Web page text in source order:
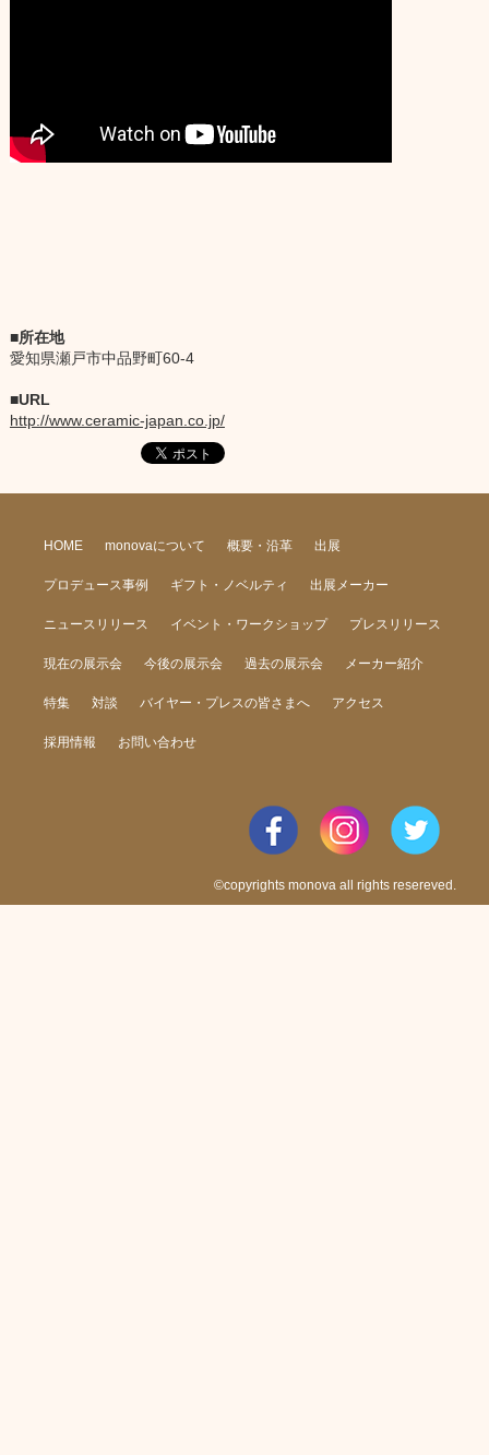
所在地
愛知県瀬戸市中品野町60-4
URL
http://www.ceramic-japan.co.jp/
HOME monovaについて 概要・沿革 出展
プロデュース事例 ギフト・ノベルティ 出展メーカー
ニュースリリース イベント・ワークショップ プレスリリース
現在の展示会 今後の展示会 過去の展示会 メーカー紹介
特集 対談 バイヤー・プレスの皆さまへ アクセス
採用情報 お問い合わせ
©copyrights monova all rights resereved.